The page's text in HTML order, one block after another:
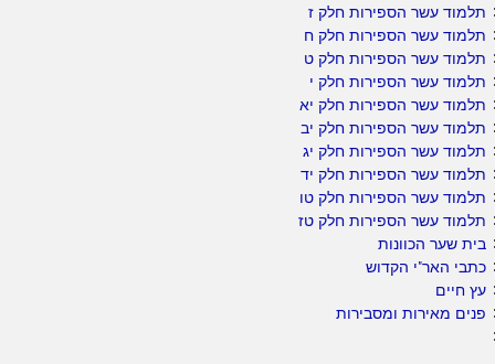
תלמוד עשר הספירות חלק ז
תלמוד עשר הספירות חלק ח
תלמוד עשר הספירות חלק ט
תלמוד עשר הספירות חלק י
תלמוד עשר הספירות חלק יא
תלמוד עשר הספירות חלק יב
תלמוד עשר הספירות חלק יג
תלמוד עשר הספירות חלק יד
תלמוד עשר הספירות חלק טו
תלמוד עשר הספירות חלק טז
בית שער הכוונות
כתבי האר"י הקדוש
עץ חיים
פנים מאירות ומסבירות